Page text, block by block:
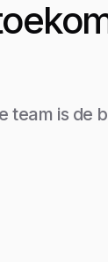
team is de